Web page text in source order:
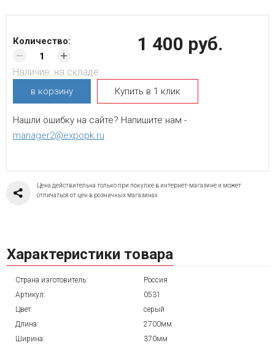
1 400 руб.
Количество:
Наличие: на складе
в корзину Купить в 1 клик
Нашли ошибку на сайте? Напишите нам -
manager2@expopk.ru
Цена действительна только при покупке в интернет-магазине и может
отличаться от цен в розничных магазинах
Характеристики товара
Страна изготовитель:
Россия
Артикул:
0531
Цвет:
серый
Длина:
2700мм
Ширина:
370мм